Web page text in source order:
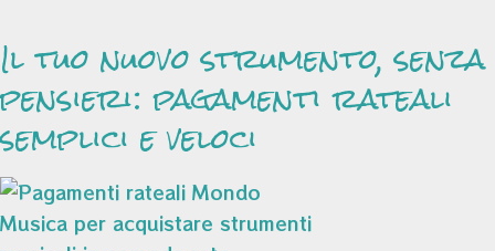
Il tuo nuovo strumento, senza
pensieri: pagamenti rateali
semplici e veloci